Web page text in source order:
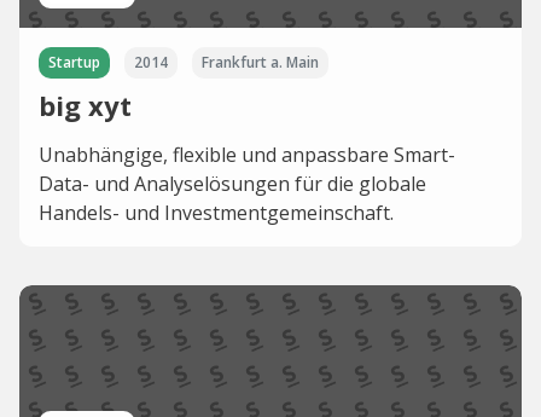
Startup 2014 Frankfurt a. Main
big xyt
Unabhängige, flexible und anpassbare Smart-
Data- und Analyselösungen für die globale
Handels- und Investmentgemeinschaft.